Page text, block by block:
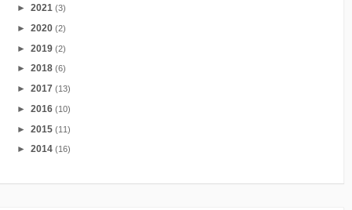
► 2021 (3)
► 2020 (2)
► 2019 (2)
► 2018 (6)
► 2017 (13)
► 2016 (10)
► 2015 (11)
► 2014 (16)